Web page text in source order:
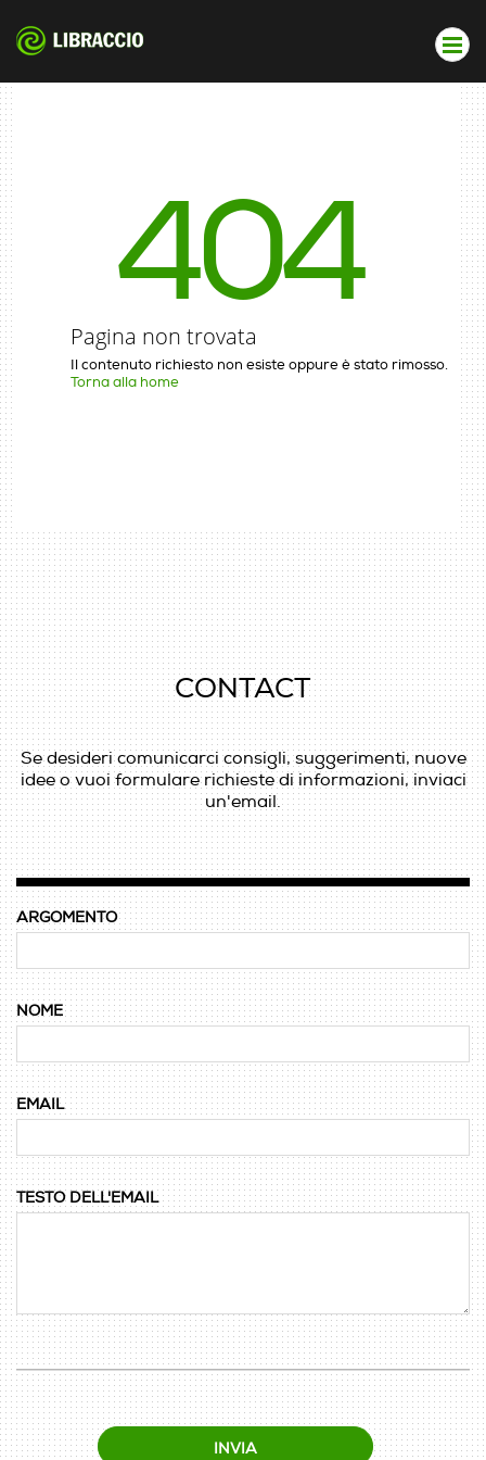
404
Pagina non trovata
Il contenuto richiesto non esiste oppure è stato rimosso.
Torna alla home
CONTACT
Se desideri comunicarci consigli, suggerimenti, nuove
idee o vuoi formulare richieste di informazioni, inviaci
un'email.
ARGOMENTO
NOME
EMAIL
TESTO DELL'EMAIL